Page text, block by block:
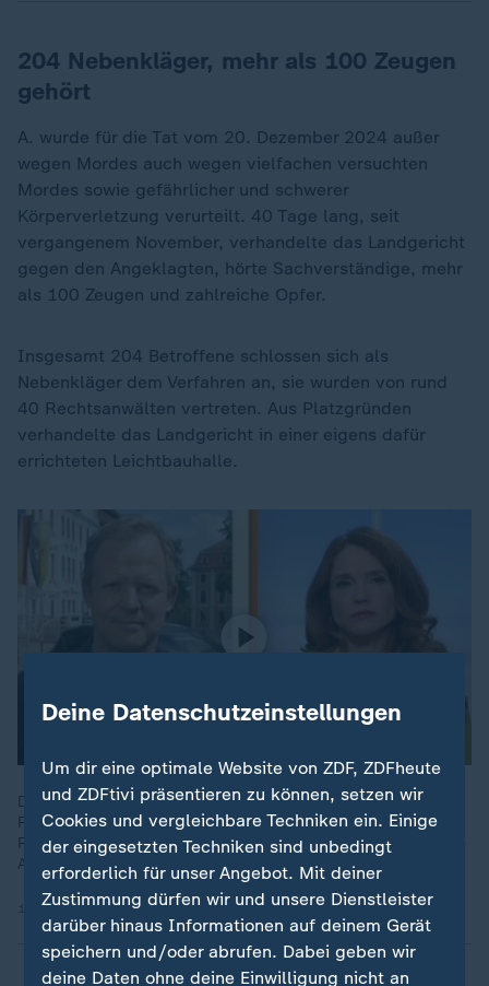
204 Nebenkläger, mehr als 100 Zeugen
gehört
A. wurde für die Tat vom 20. Dezember 2024 außer
wegen Mordes auch wegen vielfachen versuchten
Mordes sowie gefährlicher und schwerer
Körperverletzung verurteilt. 40 Tage lang, seit
vergangenem November, verhandelte das Landgericht
gegen den Angeklagten, hörte Sachverständige, mehr
als 100 Zeugen und zahlreiche Opfer.
Insgesamt 204 Betroffene schlossen sich als
Nebenkläger dem Verfahren an, sie wurden von rund
40 Rechtsanwälten vertreten. Aus Platzgründen
verhandelte das Landgericht in einer eigens dafür
errichteten Leichtbauhalle.
Die Verantwortung wurde zwischen Stadt, Veranstalter und
Polizei hin- und hergeschoben, so ZDF-Reporter Andreas
Postel aus Magdeburg zur Aufarbeitung des Weihnachtsmarkt-
Anschlags von 2024.
19.05.2026 | 3:03 min
Deine Datenschutzeinstellungen
Um dir eine optimale Website von ZDF, ZDFheute
und ZDFtivi präsentieren zu können, setzen wir
Cookies und vergleichbare Techniken ein. Einige
der eingesetzten Techniken sind unbedingt
erforderlich für unser Angebot. Mit deiner
Zustimmung dürfen wir und unsere Dienstleister
darüber hinaus Informationen auf deinem Gerät
speichern und/oder abrufen. Dabei geben wir
deine Daten ohne deine Einwilligung nicht an